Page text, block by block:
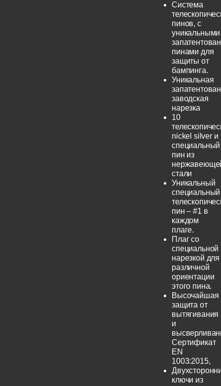
Система
пинов, с
уникальными
пинами для
защиты от
бампинга.
Уникальная
заводская
нарезка
10
nickel silver и
специальный
пин из
стали
Уникальный
специальный
пин – #1 в
каждом
плаге.
Плаг со
специальной
нарезкой для
различной
ориентации
этого пина.
Высочайшая
защита от
вытягивания
и
Сертификат
EN
1003:2015,
ключи из